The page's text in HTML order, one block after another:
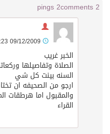
2 comments
2 pings
الخبر غريب
الصلاة وتفاصيلها
السنه بينت كل شي
ارجو من الصحيفه ان
والمقبول اما هرطقات
القراء